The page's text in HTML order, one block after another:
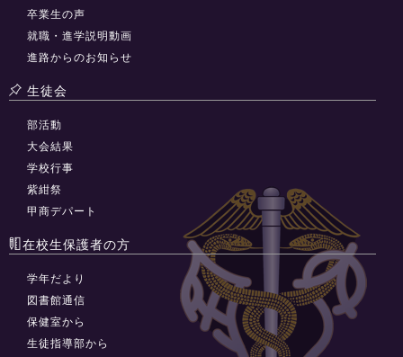
卒業生の声
就職・進学説明動画
進路からのお知らせ
生徒会
部活動
大会結果
学校行事
紫紺祭
甲商デパート
在校生保護者の方
学年だより
図書館通信
保健室から
生徒指導部から